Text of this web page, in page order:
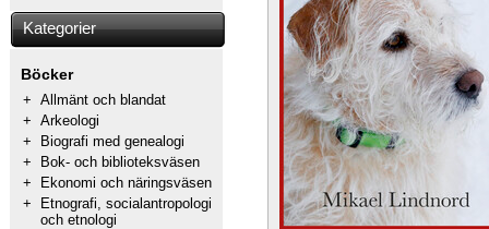
Kategorier
Böcker
+ Allmänt och blandat
+ Arkeologi
+
Biografi med genealogi
+
Bok- och biblioteksväsen
+
Ekonomi och näringsväsen
+
Etnografi, socialantropologi
och etnologi